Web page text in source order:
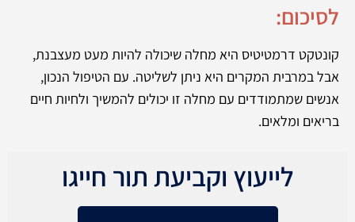
לסיכום:
קונטקט דרמטיטיס היא מחלה שיכולה להיות מעט מעצבנת,
אבל במרבית המקרים היא ניתן לשליטה. עם הטיפול הנכון,
אנשים שמתמודדים עם מחלה זו יכולים להמשיך ולחיות חיים
בריאים ומלאים.
לייעוץ וקביעת תור חייגו